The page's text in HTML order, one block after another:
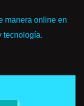
manera online en
tecnología.